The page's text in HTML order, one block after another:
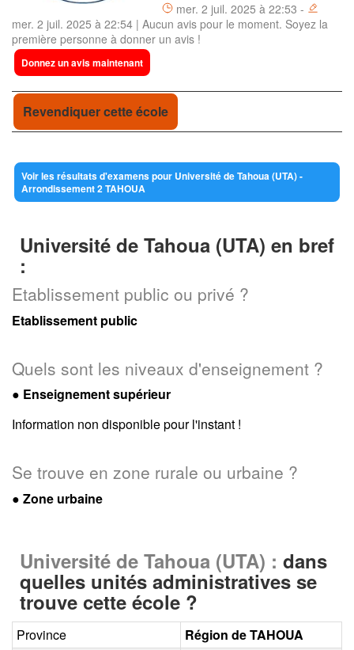
mer. 2 juil. 2025 à 22:53 -
mer. 2 juil. 2025 à 22:54 | Aucun avis pour le moment. Soyez la
première personne à donner un avis !
Donnez un avis maintenant
Revendiquer cette école
Voir les résultats d'examens pour Université de Tahoua (UTA) -
Arrondissement 2 TAHOUA
Université de Tahoua (UTA) en bref
:
Etablissement public ou privé ?
Etablissement public
Quels sont les niveaux d'enseignement ?
● Enseignement supérieur
Information non disponible pour l'instant !
Se trouve en zone rurale ou urbaine ?
● Zone urbaine
Université de Tahoua (UTA) : dans
quelles unités administratives se
trouve cette école ?
Province
Région de TAHOUA